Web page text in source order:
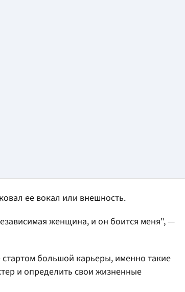
ее вокал или внешность.
женщина, и он боится меня", —
стартом большой карьеры, именно такие
и определить свои жизненные